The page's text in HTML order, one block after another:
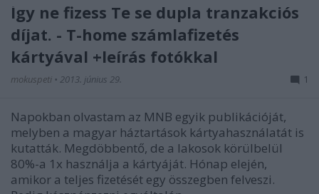
Így ne fizess Te se dupla tranzakciós
díjat. - T-home számlafizetés
kártyával +leírás fotókkal
mokuspeti • 2013. június 29. 1
Napokban olvastam az MNB egyik publikációját,
melyben a magyar háztartások kártyahasználatát is
kutatták. Megdöbbentő, de a lakosok körülbelül
80%-a 1x használja a kártyáját. Hónap elején,
amikor a teljes fizetését egy összegben felveszi.